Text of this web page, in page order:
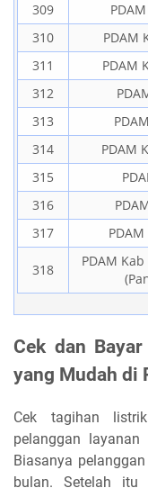
309
310
PDAM
311
PDAM
312
313
314
PDAM
315
316
317
318
PDAM
Cek dan
yang Mudah di
Cek tagihan
pelanggan
Biasanya
bulan. Setelah itu